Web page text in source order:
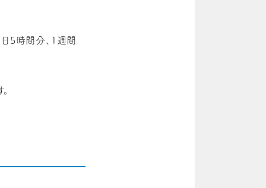
5時間分、1週間